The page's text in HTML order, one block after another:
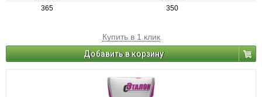
365 350
Купить в 1 клик
Добавить в корзину